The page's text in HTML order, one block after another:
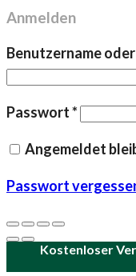
Anmelden
Benutzername
Passwort*
Angemeldet
Passwort
Kostenloser